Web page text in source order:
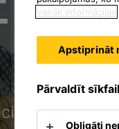
Vairāk informācijas
Apstiprināt
Pārvaldīt
Obligāti